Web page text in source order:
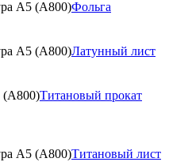
Фольга
Латунный лист
Титановый прокат
Титановый лист